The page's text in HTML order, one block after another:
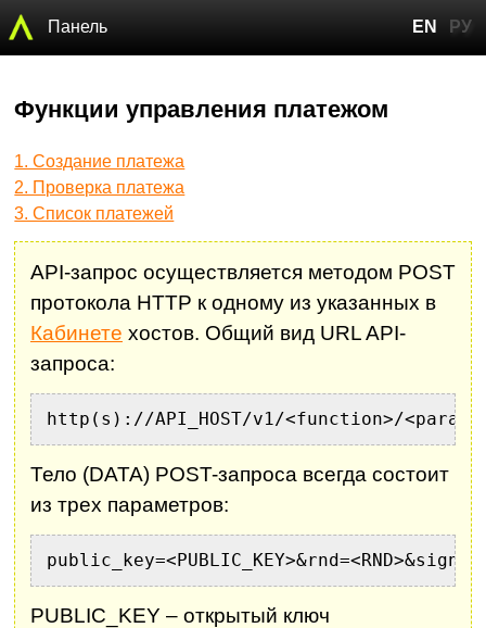
Панель EN РУ
Функции управления платежом
1. Создание платежа
2. Проверка платежа
3. Список платежей
API-запрос осуществляется методом POST
протокола HTTP к одному из указанных в
Кабинете хостов. Общий вид URL API-
запроса:
http(s)://API_HOST/v1/<function>/
Тело (DATA) POST-запроса всегда состоит
из трех параметров:
PUBLIC_KEY – открытый ключ